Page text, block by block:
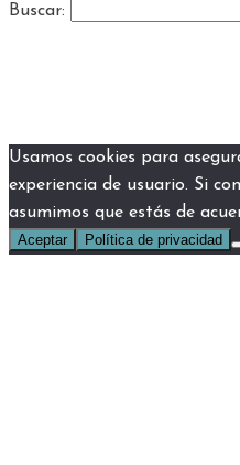
Buscar:
Usamos cookies para
experiencia de usuario. Si
asumimos que estás de
Aceptar Política de privacidad